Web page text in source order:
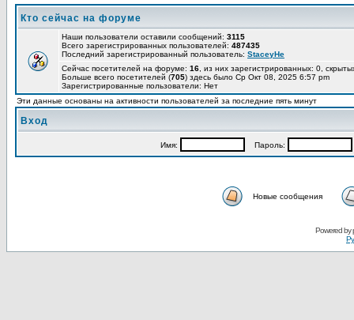
Кто сейчас на форуме
Наши пользователи оставили сообщений: 3115
Всего зарегистрированных пользователей: 487435
Последний зарегистрированный пользователь: StaceyHe
Сейчас посетителей на форуме: 16 , из них зарегистрированных: 0,
Больше всего посетителей (705) здесь было Ср Окт 08, 2025 6:57 pm
Зарегистрированные пользователи: Нет
Эти данные основаны на активности пользователей за последние пять минут
Вход
Имя: Пароль:
Новые сообщения
Powered by